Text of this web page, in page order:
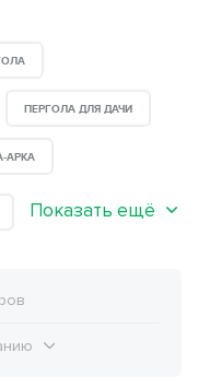
ПЕРГОЛА ДЛЯ ДАЧИ
АРКА
Показать ещё